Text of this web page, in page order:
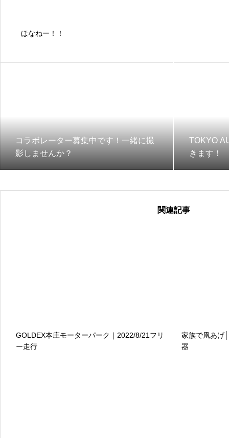
ほなねー！！
コラボレーター募集中です！一緒に撮
影しませんか？
TOKYO
きます！
関連記事
GOLDEX本庄モーターパーク｜2022/8/21フリ
ー走行
家族で凧あげ
器